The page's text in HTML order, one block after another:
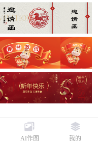
AI作图 我的